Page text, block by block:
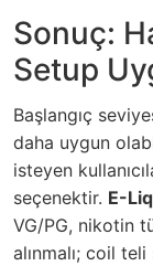
Sonuç:
Setup
Başlangıç
daha uygun
isteyen
seçenektir. E-
VG/PG, nikotin
alınmalı; coil